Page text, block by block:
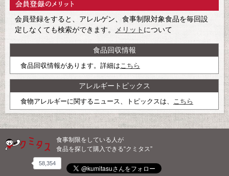
会員登録をすると、アレルゲン、食事制限対象食品を毎回設
定しなくても検索ができます。
メリット について
食品回収情報
食品回収情報があります。詳細はこちら
アレルギートピックス
食物アレルギーに関するニュース、トピックスは、 こちら
食事制限をしている人が
食品を探して購入できる“クミタス”
58,354